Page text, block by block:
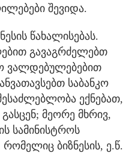
შევიდა.
წახალისებას.
გავაგრძელებთ
ვალდებულებებით
საბანკო
ექნებათ,
მეორე მხრივ,
სამინისტროს
ბიზნესის, ე.წ.